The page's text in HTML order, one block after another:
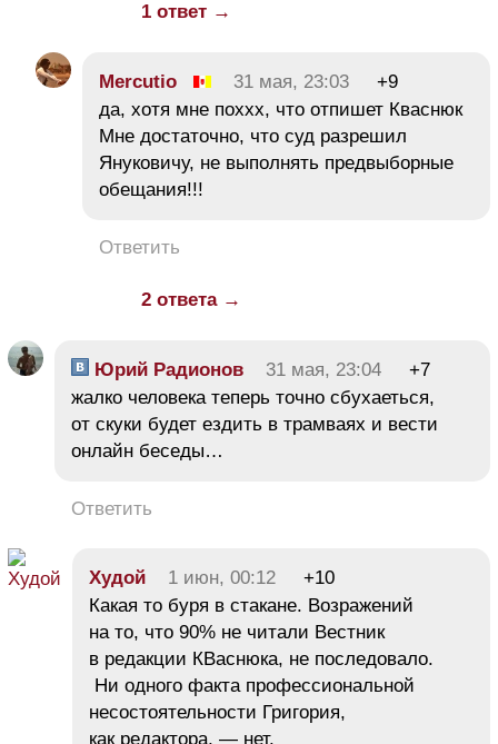
1 ответ →
Mercutio 31 мая, 23:03
+9
да, хотя мне поххх, что отпишет Кваснюк
Мне достаточно, что суд разрешил
Януковичу, не выполнять предвыборные
обещания!!!
Ответить
2 ответа →
Юрий Радионов 31 мая, 23:04
+7
жалко человека теперь точно сбухаеться,
от скуки будет ездить в трамваях и вести
онлайн беседы…
Ответить
Худой 1 июн, 00:12
+10
Какая то буря в стакане. Возражений
на то, что 90% не читали Вестник
в редакции КВаснюка, не последовало.
Ни одного факта профессиональной
несостоятельности Григория,
как редактора, — нет.